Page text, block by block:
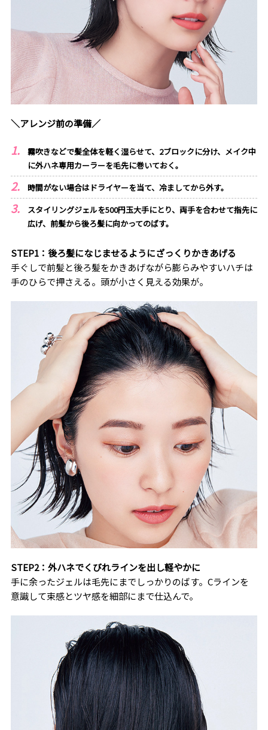
＼アレンジ前の準備／
霧吹きなどで髪全体を軽く湿らせて、2ブロックに分け、メイク中
に外ハネ専用カーラーを毛先に巻いておく。
時間がない場合はドライヤーを当て、冷ましてから外す。
スタイリングジェルを500円玉大手にとり、両手を合わせて指先に
広げ、前髪から後ろ髪に向かってのばす。
STEP1：後ろ髪になじませるようにざっくりかきあげる
手ぐしで前髪と後ろ髪をかきあげながら膨らみやすいハチは
手のひらで押さえる。頭が小さく見える効果が。
STEP2：外ハネでくびれラインを出し軽やかに
手に余ったジェルは毛先にまでしっかりのばす。Cラインを
意識して束感とツヤ感を細部にまで仕込んで。